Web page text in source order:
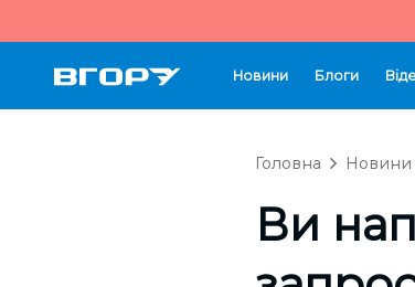
Новини Блоги
Головна Новини
Ви